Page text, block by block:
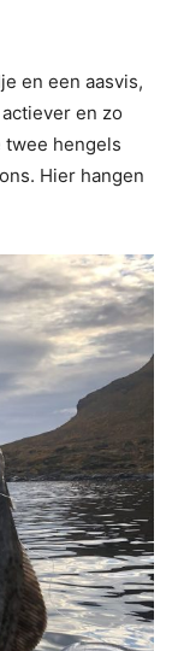
en een aasvis,
en zo
twee hengels
Hier hangen